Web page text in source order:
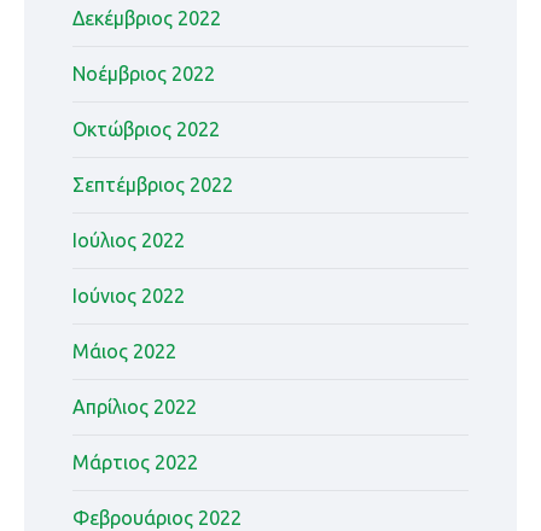
Δεκέμβριος 2022
Νοέμβριος 2022
Οκτώβριος 2022
Σεπτέμβριος 2022
Ιούλιος 2022
Ιούνιος 2022
Μάιος 2022
Απρίλιος 2022
Μάρτιος 2022
Φεβρουάριος 2022